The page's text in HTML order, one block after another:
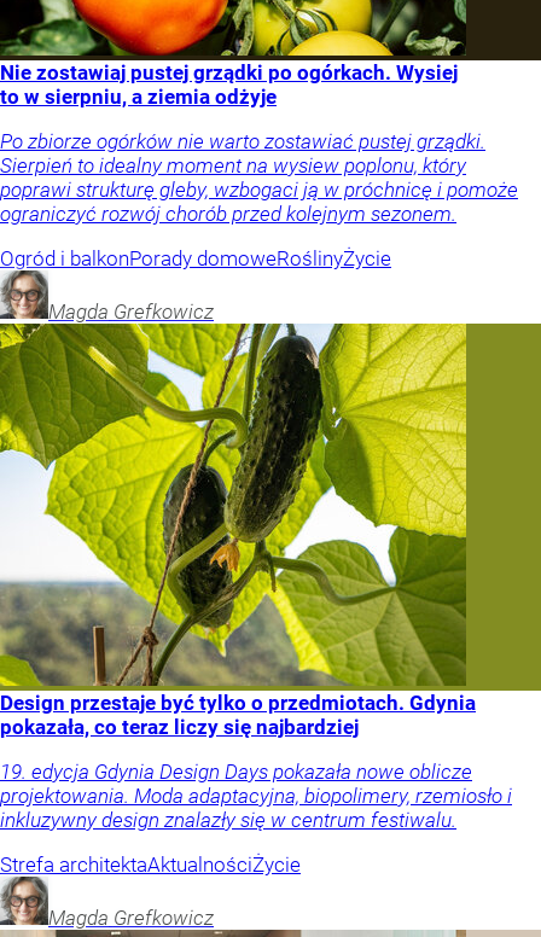
Nie zostawiaj pustej grządki po ogórkach. Wysiej
to w sierpniu, a ziemia odżyje
Po zbiorze ogórków nie warto zostawiać pustej grządki.
Sierpień to idealny moment na wysiew poplonu, który
poprawi strukturę gleby, wzbogaci ją w próchnicę i pomoże
ograniczyć rozwój chorób przed kolejnym sezonem.
Ogród i balkonPorady domoweRoślinyŻycie
Magda Grefkowicz
Design przestaje być tylko o przedmiotach. Gdynia
pokazała, co teraz liczy się najbardziej
19. edycja Gdynia Design Days pokazała nowe oblicze
projektowania. Moda adaptacyjna, biopolimery, rzemiosło i
inkluzywny design znalazły się w centrum festiwalu.
Strefa architektaAktualnościŻycie
Magda Grefkowicz